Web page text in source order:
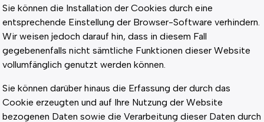
Sie können die Installation der Cookies durch eine
entsprechende Einstellung der Browser-Software verhindern.
Wir weisen jedoch darauf hin, dass in diesem Fall
gegebenenfalls nicht sämtliche Funktionen dieser Website
vollumfänglich genutzt werden können.
Sie können darüber hinaus die Erfassung der durch das
Cookie erzeugten und auf Ihre Nutzung der Website
bezogenen Daten sowie die Verarbeitung dieser Daten durch